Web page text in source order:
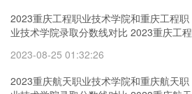
2023重庆工程职业技术学院和重庆工程职
业技术学院录取分数线对比 2023重庆工程
2023-08-25 01:32:26
2023重庆航天职业技术学院和重庆航天职